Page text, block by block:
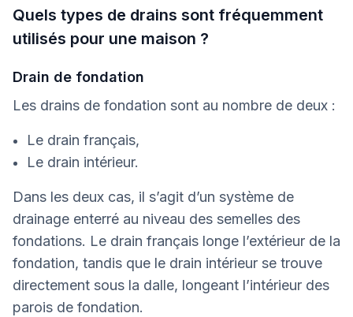
Quels types de drains sont fréquemment
utilisés pour une maison ?
Drain de fondation
Les drains de fondation sont au nombre de deux :
Le drain français,
Le drain intérieur.
Dans les deux cas, il s’agit d’un système de
drainage enterré au niveau des semelles des
fondations. Le drain français longe l’extérieur de la
fondation, tandis que le drain intérieur se trouve
directement sous la dalle, longeant l’intérieur des
parois de fondation.